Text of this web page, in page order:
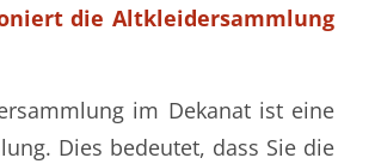
die Altkleidersammlung
im Dekanat ist eine
Dies bedeutet, dass Sie die